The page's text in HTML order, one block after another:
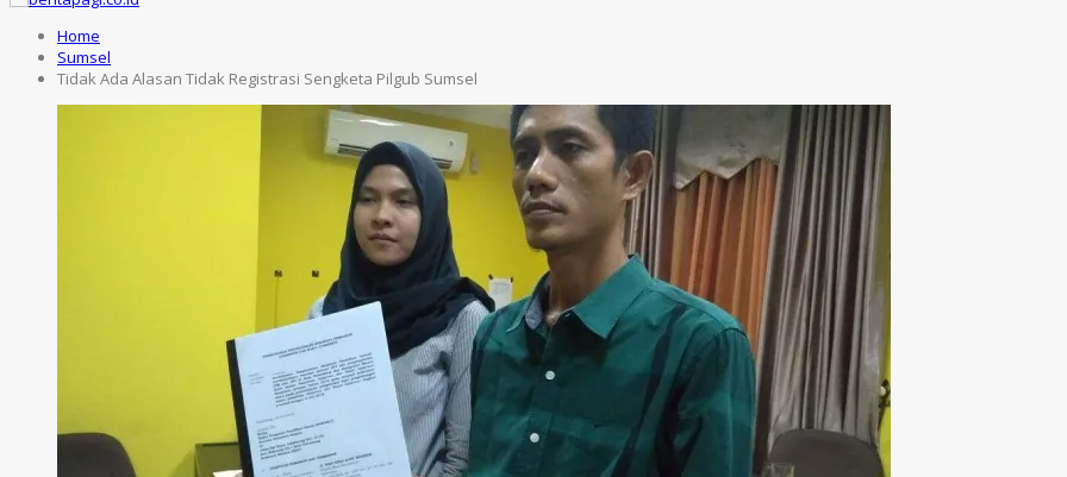
Home
Sumsel
Tidak Ada Alasan Tidak Registrasi Sengketa Pilgub Sumsel